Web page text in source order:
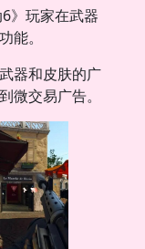
》玩家在武器
能。
器和皮肤的广
微交易广告。